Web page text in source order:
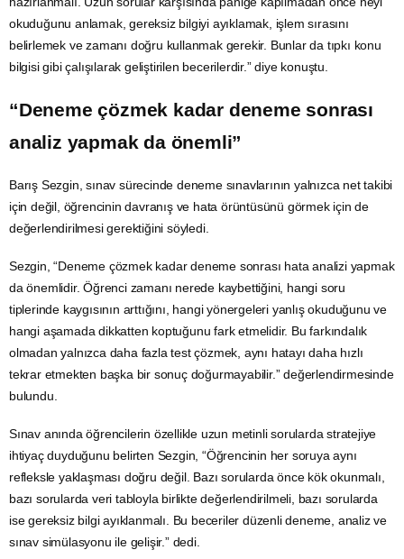
okuduğunu anlamak, gereksiz bilgiyi ayıklamak, işlem sırasını
belirlemek ve zamanı doğru kullanmak gerekir. Bunlar da tıpkı konu
bilgisi gibi çalışılarak geliştirilen becerilerdir.” diye konuştu.
“Deneme çözmek kadar deneme sonrası
analiz yapmak da önemli”
Barış Sezgin, sınav sürecinde deneme sınavlarının yalnızca net takibi
için değil, öğrencinin davranış ve hata örüntüsünü görmek için de
değerlendirilmesi gerektiğini söyledi.
Sezgin, “Deneme çözmek kadar deneme sonrası hata analizi yapmak
da önemlidir. Öğrenci zamanı nerede kaybettiğini, hangi soru
tiplerinde kaygısının arttığını, hangi yönergeleri yanlış okuduğunu ve
hangi aşamada dikkatten koptuğunu fark etmelidir. Bu farkındalık
olmadan yalnızca daha fazla test çözmek, aynı hatayı daha hızlı
tekrar etmekten başka bir sonuç doğurmayabilir.” değerlendirmesinde
bulundu.
Sınav anında öğrencilerin özellikle uzun metinli sorularda stratejiye
ihtiyaç duyduğunu belirten Sezgin, “Öğrencinin her soruya aynı
refleksle yaklaşması doğru değil. Bazı sorularda önce kök okunmalı,
bazı sorularda veri tabloyla birlikte değerlendirilmeli, bazı sorularda
ise gereksiz bilgi ayıklanmalı. Bu beceriler düzenli deneme, analiz ve
sınav simülasyonu ile gelişir.” dedi.